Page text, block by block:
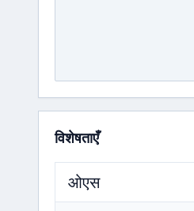
विशेषताएँ
ओएस